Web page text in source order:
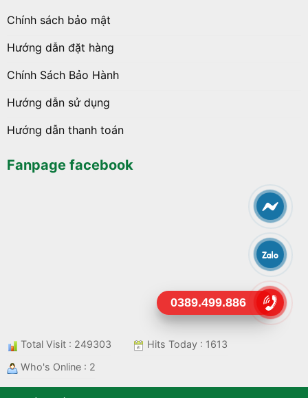
Chính sách bảo mật
Hướng dẫn đặt hàng
Chính Sách Bảo Hành
Hướng dẫn sử dụng
Hướng dẫn thanh toán
Fanpage facebook
Total Visit : 249303
Hits Today : 1613
Who's Online : 2
0389.499.886